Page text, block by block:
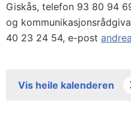
Giskås, telefon 93 80 94
og
40 23 24 54, e-post
Vis heile kalenderen